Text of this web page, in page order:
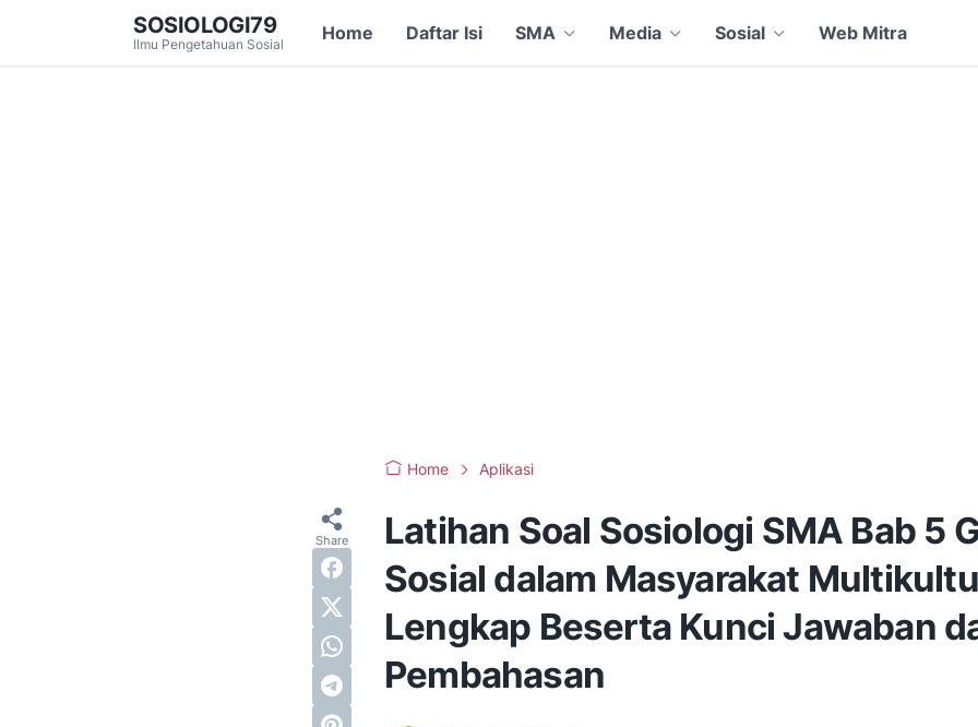
SOSIOLOGI79
Ilmu Pengetahuan Sosial
Home Daftar Isi SMA Media Sosial Web Mitra
Home Aplikasi
Latihan Soal Sosiologi SMA Bab 5
Sosial dalam Masyarakat
Lengkap Beserta Kunci Jawaban
Pembahasan